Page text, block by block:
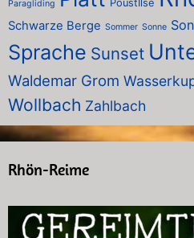
Paragliding PoustIlse
Schwarze Berge Sommer Sonne
Sprache Sunset
Waldemar Grom
Wollbach Zahlbach
Rhön-Reime